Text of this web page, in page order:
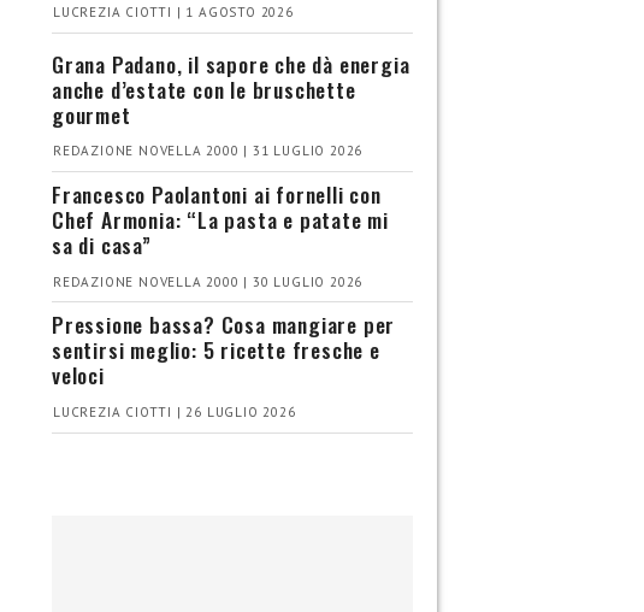
LUCREZIA CIOTTI | 1 AGOSTO 2026
Grana Padano, il sapore che dà energia
anche d’estate con le bruschette
gourmet
REDAZIONE NOVELLA 2000 | 31 LUGLIO 2026
Francesco Paolantoni ai fornelli con
Chef Armonia: “La pasta e patate mi
sa di casa”
REDAZIONE NOVELLA 2000 | 30 LUGLIO 2026
Pressione bassa? Cosa mangiare per
sentirsi meglio: 5 ricette fresche e
veloci
LUCREZIA CIOTTI | 26 LUGLIO 2026